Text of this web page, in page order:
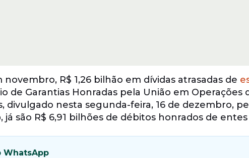
novembro, R$ 1,26 bilhão em dívidas atrasadas de
de Garantias Honradas pela União em Operações
divulgado nesta segunda-feira, 16 de dezembro,
são R$ 6,91 bilhões de débitos honrados de
WhatsApp